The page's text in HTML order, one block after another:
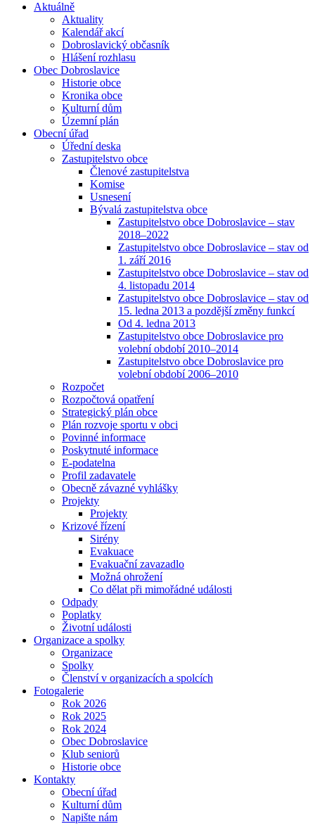
Aktuálně
Aktuality
Kalendář akcí
Dobroslavický občasník
Hlášení rozhlasu
Obec Dobroslavice
Historie obce
Kronika obce
Kulturní dům
Územní plán
Obecní úřad
Úřední deska
Zastupitelstvo obce
Členové zastupitelstva
Komise
Usnesení
Bývalá zastupitelstva obce
Zastupitelstvo obce Dobroslavice – stav
2018–2022
Zastupitelstvo obce Dobroslavice – stav od
1. září 2016
Zastupitelstvo obce Dobroslavice – stav od
4. listopadu 2014
Zastupitelstvo obce Dobroslavice – stav od
15. ledna 2013 a pozdější změny funkcí
Od 4. ledna 2013
Zastupitelstvo obce Dobroslavice pro
volební období 2010–2014
Zastupitelstvo obce Dobroslavice pro
volební období 2006–2010
Rozpočet
Rozpočtová opatření
Strategický plán obce
Plán rozvoje sportu v obci
Povinné informace
Poskytnuté informace
E-podatelna
Profil zadavatele
Obecně závazné vyhlášky
Projekty
Projekty
Krizové řízení
Sirény
Evakuace
Evakuační zavazadlo
Možná ohrožení
Co dělat při mimořádné události
Odpady
Poplatky
Životní události
Organizace a spolky
Organizace
Spolky
Členství v organizacích a spolcích
Fotogalerie
Rok 2026
Rok 2025
Rok 2024
Obec Dobroslavice
Klub seniorů
Historie obce
Kontakty
Obecní úřad
Kulturní dům
Napište nám